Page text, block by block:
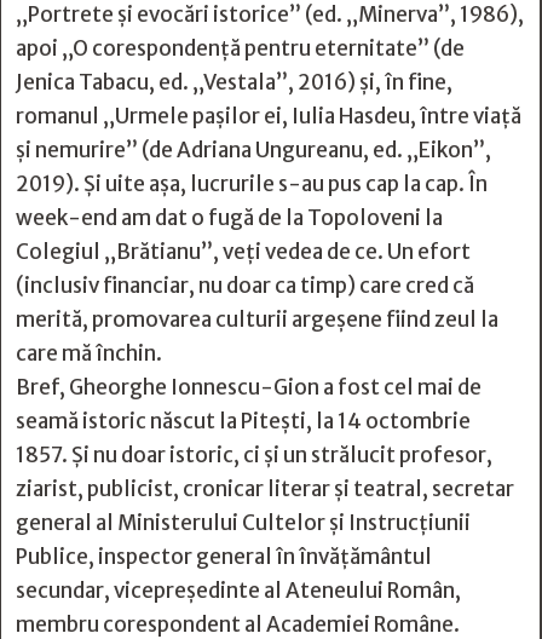
„Portrete și evocări istorice” (ed. „Minerva”, 1986),
apoi „O corespondență pentru eternitate” (de
Jenica Tabacu, ed. „Vestala”, 2016) și, în fine,
romanul „Urmele pașilor ei, Iulia Hasdeu, între viață
și nemurire” (de Adriana Ungureanu, ed. „Eikon”,
2019). Și uite așa, lucrurile s-au pus cap la cap. În
week-end am dat o fugă de la Topoloveni la
Colegiul „Brătianu”, veți vedea de ce. Un efort
(inclusiv financiar, nu doar ca timp) care cred că
merită, promovarea culturii argeșene fiind zeul la
care mă închin.
Bref, Gheorghe Ionnescu-Gion a fost cel mai de
seamă istoric născut la Pitești, la 14 octombrie
1857. Și nu doar istoric, ci și un strălucit profesor,
ziarist, publicist, cronicar literar și teatral, secretar
general al Ministerului Cultelor și Instrucțiunii
Publice, inspector general în învățământul
secundar, vicepreședinte al Ateneului Român,
membru corespondent al Academiei Române.